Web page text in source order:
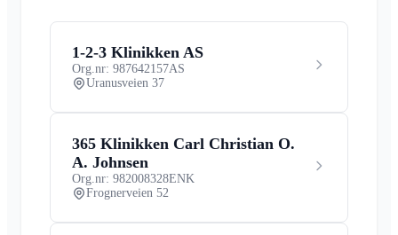
1-2-3 Klinikken AS
Org.nr: 987642157AS
Uranusveien 37
365 Klinikken Carl Christian O.
A. Johnsen
Org.nr: 982008328ENK
Frognerveien 52